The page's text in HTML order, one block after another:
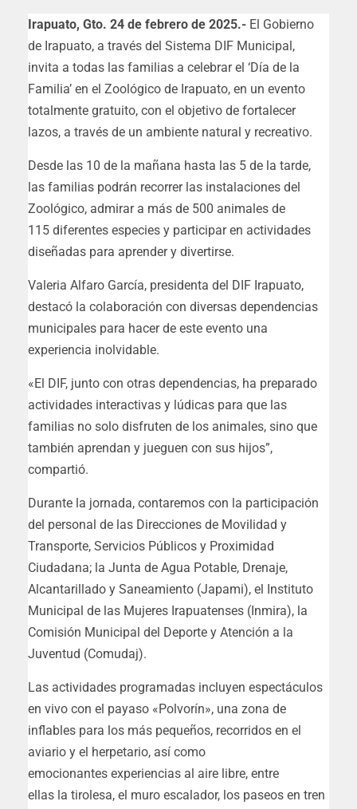
Irapuato, Gto. 24 de febrero de 2025.- El Gobierno
de Irapuato, a través del Sistema DIF Municipal,
invita a todas las familias a celebrar el ‘Día de la
Familia’ en el Zoológico de Irapuato, en un evento
totalmente gratuito, con el objetivo de fortalecer
lazos, a través de un ambiente natural y recreativo.
Desde las 10 de la mañana hasta las 5 de la tarde,
las familias podrán recorrer las instalaciones del
Zoológico, admirar a más de 500 animales de
115 diferentes especies y participar en actividades
diseñadas para aprender y divertirse.
Valeria Alfaro García, presidenta del DIF Irapuato,
destacó la colaboración con diversas dependencias
municipales para hacer de este evento una
experiencia inolvidable.
«El DIF, junto con otras dependencias, ha preparado
actividades interactivas y lúdicas para que las
familias no solo disfruten de los animales, sino que
también aprendan y jueguen con sus hijos”,
compartió.
Durante la jornada, contaremos con la participación
del personal de las Direcciones de Movilidad y
Transporte, Servicios Públicos y Proximidad
Ciudadana; la Junta de Agua Potable, Drenaje,
Alcantarillado y Saneamiento (Japami), el Instituto
Municipal de las Mujeres Irapuatenses (Inmira), la
Comisión Municipal del Deporte y Atención a la
Juventud (Comudaj).
Las actividades programadas incluyen espectáculos
en vivo con el payaso «Polvorín», una zona de
inflables para los más pequeños, recorridos en el
aviario y el herpetario, así como
emocionantes experiencias al aire libre, entre
ellas la tirolesa, el muro escalador, los paseos en tren